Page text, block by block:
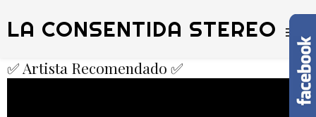
LA CONSENTIDA STEREO
✅ Artista Recomendado ✅